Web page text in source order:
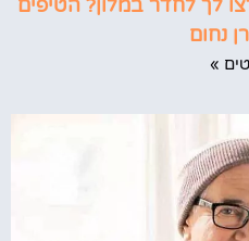
לך לחדר במלון? הטיפים
נחום
»